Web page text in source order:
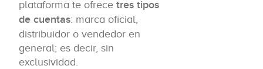
plataforma te ofrece tres tipos
de cuentas: marca oficial,
distribuidor o vendedor en
general; es decir, sin
exclusividad.